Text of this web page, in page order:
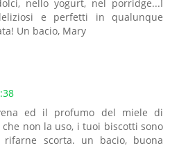
nello yogurt, nel porridge...I
e perfetti in qualunque
Un bacio, Mary
ed il profumo del miele di
non la uso, i tuoi biscotti sono
scorta. un bacio, buona